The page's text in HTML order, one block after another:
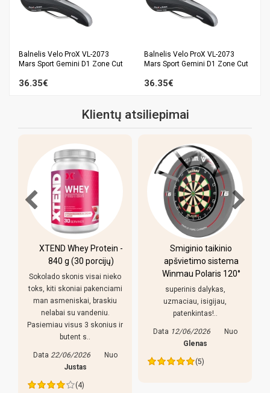
Balnelis Velo ProX VL-2073
Mars Sport Gemini D1 Zone Cut
36.35€
Balnelis Velo ProX VL-2073
Mars Sport Gemini D1 Zone Cut
36.35€
Klientų atsiliepimai
XTEND Whey Protein -
840 g (30 porcijų)
Sokolado skonis visai nieko
toks, kiti skoniai pakenciami
man asmeniskai, braskiu
nelabai su vandeniu.
Pasiemiau visus 3 skonius ir
butent s..
Data 22/06/2026
Nuo
Justas
(4)
Smiginio taikinio
apšvietimo sistema
Winmau Polaris 120°
superinis dalykas,
uzmaciau, isigijau,
patenkintas!..
Data 12/06/2026
Nuo
Glenas
(5)